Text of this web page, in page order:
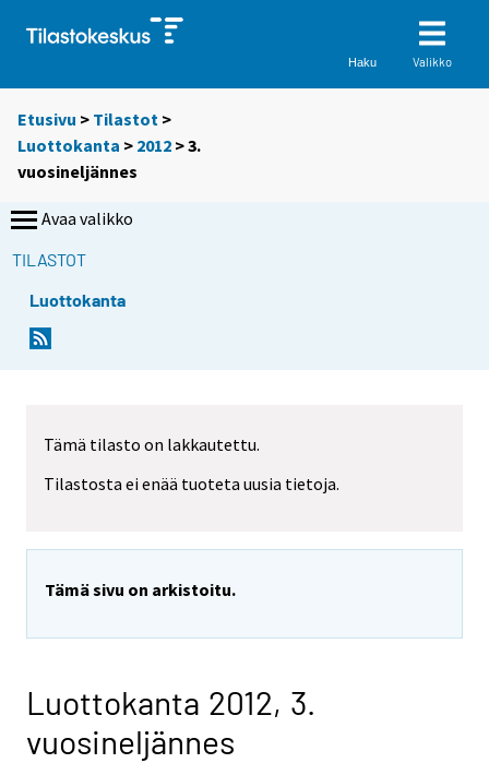
Haku Valikko
Etusivu > Tilastot >
Luottokanta > 2012 >3.
vuosineljännes
Avaa valikko
TILASTOT
Luottokanta
Tämä tilasto on lakkautettu.
Tilastosta ei enää tuoteta uusia tietoja.
Tämä sivu on arkistoitu.
Luottokanta 2012, 3.
vuosineljännes